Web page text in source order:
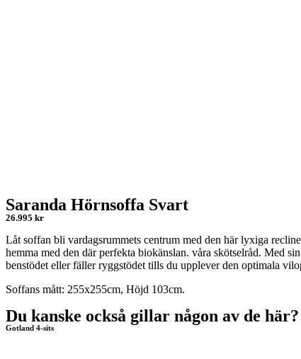
Saranda Hörnsoffa Svart
26.995 kr
Låt soffan bli vardagsrummets centrum med den här lyxiga
hemma med den där perfekta biokänslan. våra skötselråd. Med
benstödet eller fäller ryggstödet tills du upplever den optimala
Soffans mått: 255x255cm, Höjd 103cm.
Du kanske också gillar någon av de här?
Gotland 4-sits